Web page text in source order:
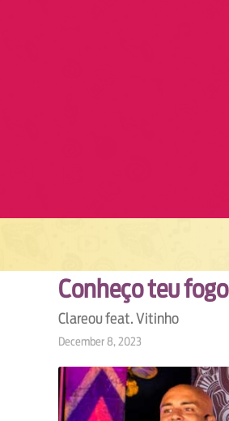
Conheço teu fogo
Clareou feat. Vitinho
December 8, 2023